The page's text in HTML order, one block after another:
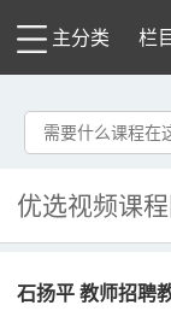
主分类 栏
优选视频课程
石扬平 教师招聘